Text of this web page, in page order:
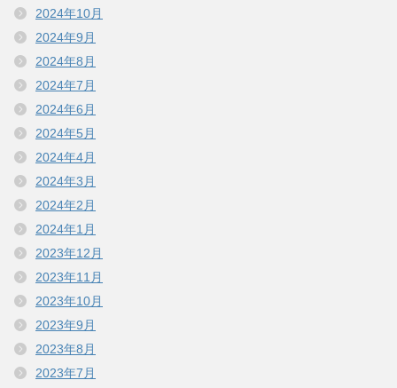
2024年10月
2024年9月
2024年8月
2024年7月
2024年6月
2024年5月
2024年4月
2024年3月
2024年2月
2024年1月
2023年12月
2023年11月
2023年10月
2023年9月
2023年8月
2023年7月